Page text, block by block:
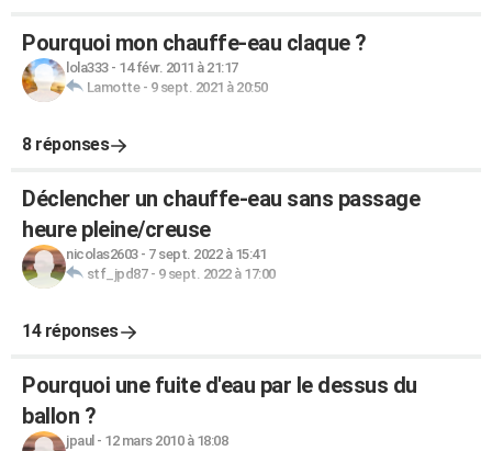
Pourquoi mon chauffe-eau claque ?
lola333- 14 févr. 2011 à 21:17
Lamotte- 9 sept. 2021 à 20:50
8 réponses
Déclencher un chauffe-eau sans passage
heure pleine/creuse
nicolas2603- 7 sept. 2022 à 15:41
stf_jpd87- 9 sept. 2022 à 17:00
14 réponses
Pourquoi une fuite d'eau par le dessus du
ballon ?
jpaul - 12 mars 2010 à 18:08